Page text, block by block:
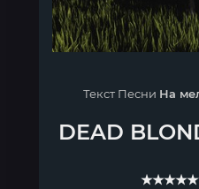
Текст Песни На
DEAD